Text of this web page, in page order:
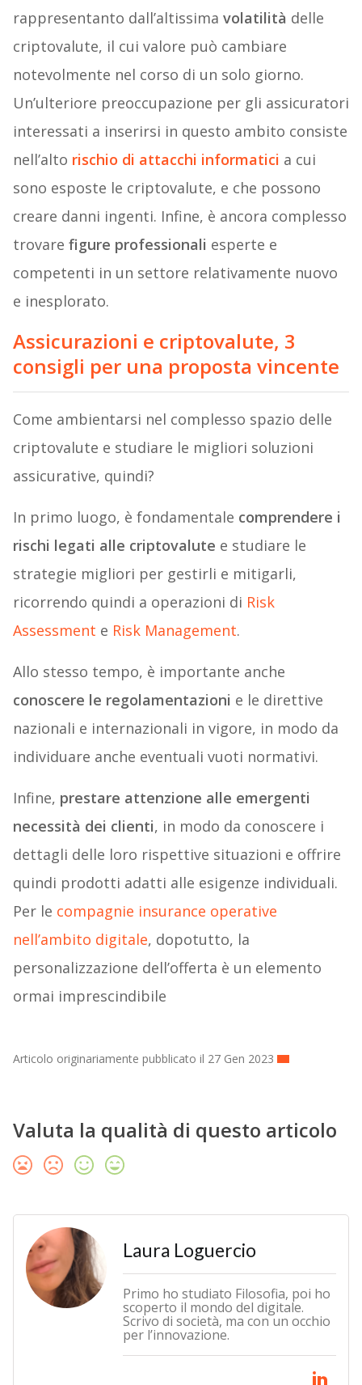
rappresentanto dall’altissima volatilità delle
criptovalute, il cui valore può cambiare
notevolmente nel corso di un solo giorno.
Un’ulteriore preoccupazione per gli assicuratori
interessati a inserirsi in questo ambito consiste
nell’alto rischio di attacchi informatici a cui
sono esposte le criptovalute, e che possono
creare danni ingenti. Infine, è ancora complesso
trovare figure professionali esperte e
competenti in un settore relativamente nuovo
e inesplorato.
Assicurazioni e criptovalute, 3
consigli per una proposta vincente
Come ambientarsi nel complesso spazio delle
criptovalute e studiare le migliori soluzioni
assicurative, quindi?
In primo luogo, è fondamentale comprendere i
rischi legati alle criptovalute e studiare le
strategie migliori per gestirli e mitigarli,
ricorrendo quindi a operazioni di Risk
Assessment e Risk Management.
Allo stesso tempo, è importante anche
conoscere le regolamentazioni e le direttive
nazionali e internazionali in vigore, in modo da
individuare anche eventuali vuoti normativi.
Infine, prestare attenzione alle emergenti
necessità dei clienti, in modo da conoscere i
dettagli delle loro rispettive situazioni e offrire
quindi prodotti adatti alle esigenze individuali.
Per le compagnie insurance operative
nell’ambito digitale, dopotutto, la
personalizzazione dell’offerta è un elemento
ormai imprescindibile
Articolo originariamente pubblicato il 27 Gen 2023
Valuta la qualità di questo articolo
Laura Loguercio
Primo ho studiato Filosofia, poi ho
scoperto il mondo del digitale.
Scrivo di società, ma con un occhio
per l’innovazione.